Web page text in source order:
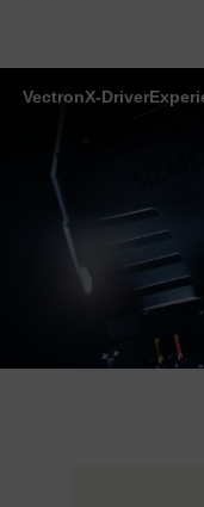
VectronX-